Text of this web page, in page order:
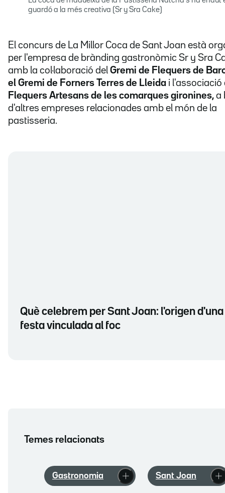
guardó a la més creativa (Sr y Sra Cake)
El concurs de La Millor Coca de Sant Joan està
per l'empresa de brànding gastronòmic Sr y Sra
amb la col·laboració del Gremi de Flequers de
el Gremi de Forners Terres de Lleida i l'associació
Flequers Artesans de les comarques gironines, a
d'altres empreses relacionades amb el món de la
pastisseria.
Què celebrem per Sant Joan: l'origen d'una
festa vinculada al foc
Temes relacionats
Gastronomia Sant Joan